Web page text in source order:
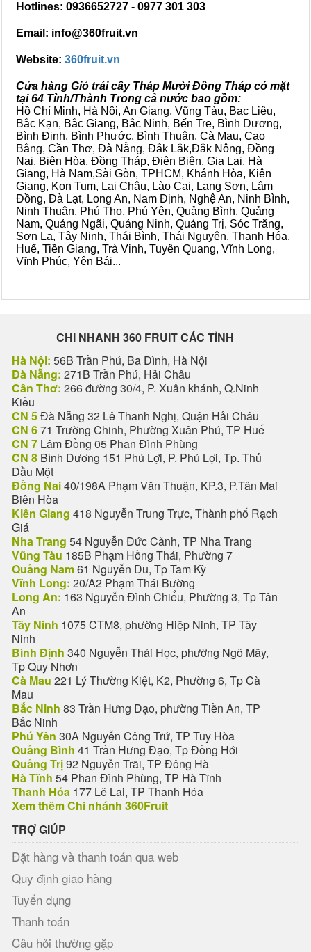
Hotlines: 0936652727 - 0977 301 303
Email: info@360fruit.vn
Website: 360fruit.vn
Cửa hàng Giỏ trái cây Tháp Mười Đồng Tháp có mặt
tại 64 Tỉnh/Thành Trong cả nước bao gồm:
Hồ Chí Minh, Hà Nội, An Giang, Vũng Tàu, Bạc Liêu,
Bắc Kạn, Bắc Giang, Bắc Ninh, Bến Tre, Bình Dương,
Bình Định, Bình Phước, Bình Thuận, Cà Mau, Cao
Bằng, Cần Thơ, Đà Nẵng, Đắk Lắk,Đắk Nông, Đồng
Nai, Biên Hòa, Đồng Tháp, Điện Biên, Gia Lai, Hà
Giang, Hà Nam,Sài Gòn, TPHCM, Khánh Hòa, Kiên
Giang, Kon Tum, Lai Châu, Lào Cai, Lạng Sơn, Lâm
Đồng, Đà Lạt, Long An, Nam Định, Nghệ An, Ninh Bình,
Ninh Thuận, Phú Thọ, Phú Yên, Quảng Bình, Quảng
Nam, Quảng Ngãi, Quảng Ninh, Quảng Trị, Sóc Trăng,
Sơn La, Tây Ninh, Thái Bình, Thái Nguyên, Thanh Hóa,
Huế, Tiền Giang, Trà Vinh, Tuyên Quang, Vĩnh Long,
Vĩnh Phúc, Yên Bái...
CHI NHANH 360 FRUIT CÁC TỈNH
Hà Nội: 56B Trần Phú, Ba Đình, Hà Nội
Đà Nẵng: 271B Trần Phú, Hải Châu
Cần Thơ: 266 đường 30/4, P. Xuân khánh, Q.Ninh
Kiều
CN 5Đà Nẵng 32 Lê Thanh Nghị, Quận Hải Châu
CN 671 Trường Chinh, Phường Xuân Phú, TP Huế
CN 7 Lâm Đồng 05 Phan Đình Phùng
CN 8 Bình Dương 151 Phú Lợi, P. Phú Lợi, Tp. Thủ
Dầu Một
Đồng Nai40/198A Phạm Văn Thuận, KP.3, P.Tân Mai
Biên Hòa
Kiên Giang 418 Nguyễn Trung Trực, Thành phố Rạch
Giá
Nha Trang 54 Nguyễn Đức Cảnh, TP Nha Trang
Vũng Tàu 185B Phạm Hồng Thái, Phường 7
Quảng Nam61 Nguyễn Du, Tp Tam Kỳ
Vĩnh Long: 20/A2 Phạm Thái Bường
Long An: 163 Nguyễn Đình Chiểu, Phường 3, Tp Tân
An
Tây Ninh 1075 CTM8, phường Hiệp Ninh, TP Tây
Ninh
Bình Định 340 Nguyễn Thái Học, phường Ngô Mây,
Tp Quy Nhơn
Cà Mau 221 Lý Thường Kiệt, K2, Phường 6, Tp Cà
Mau
Bắc Ninh 83 Trần Hưng Đạo, phường Tiền An, TP
Bắc Ninh
Phú Yên 30A Nguyễn Công Trứ, TP Tuy Hòa
Quảng Bình 41 Trần Hưng Đạo, Tp Đồng Hới
Quảng Trị92 Nguyễn Trãi, TP Đông Hà
Hà Tĩnh 54 Phan Đình Phùng, TP Hà Tĩnh
Thanh Hóa 177 Lê Lai, TP Thanh Hóa
Xem thêm Chi nhánh 360Fruit
TRỢ GIÚP
Đặt hàng và thanh toán qua web
Quy định giao hàng
Tuyển dụng
Thanh toán
Câu hỏi thường gặp